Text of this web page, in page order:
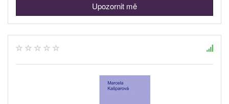
Upozornit mě